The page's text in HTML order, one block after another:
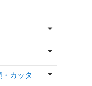
・カッタ